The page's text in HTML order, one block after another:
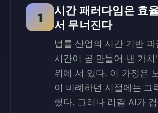
1
시간 패러다임은 효
서 무너진다
법률 산업의 시간 기반 과
시간이 곧 만들어 낸 가치
위에 서 있다. 이 가정은
이 비례하던 시절에는 그
했다. 그러나 리걸 AI가 검